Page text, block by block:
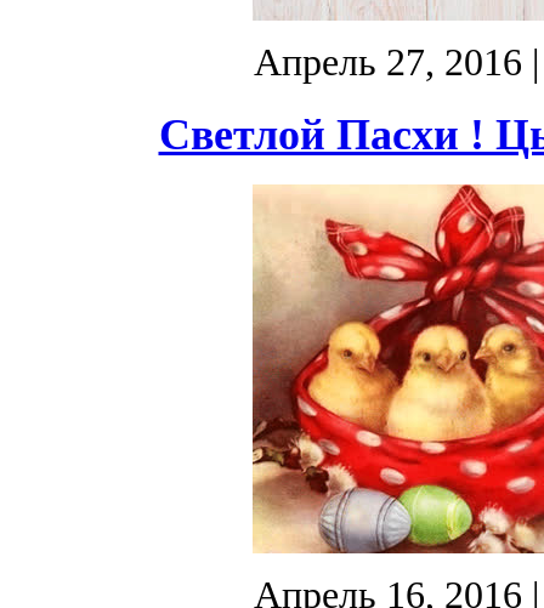
Апрель 27, 2016
Светлой Пасхи !
Апрель 16, 2016